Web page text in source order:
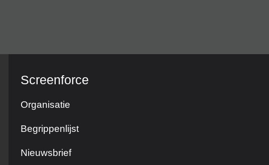
Screenforce
Organisatie
Begrippenlijst
Nieuwsbrief